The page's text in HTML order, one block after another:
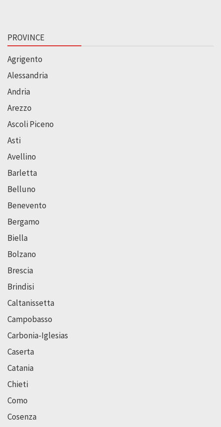
PROVINCE
Agrigento
Alessandria
Andria
Arezzo
Ascoli Piceno
Asti
Avellino
Barletta
Belluno
Benevento
Bergamo
Biella
Bolzano
Brescia
Brindisi
Caltanissetta
Campobasso
Carbonia-Iglesias
Caserta
Catania
Chieti
Como
Cosenza